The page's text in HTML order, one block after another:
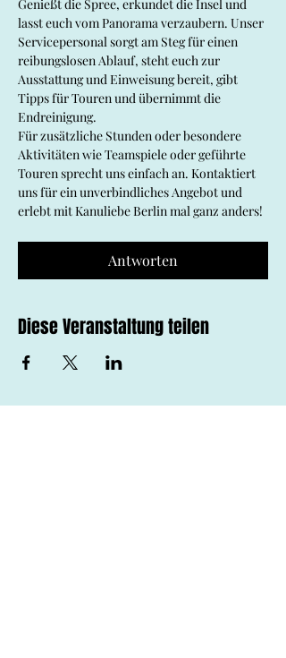
Genießt die Spree, erkundet die Insel und
lasst euch vom Panorama verzaubern. Unser
Servicepersonal sorgt am Steg für einen
reibungslosen Ablauf, steht euch zur
Ausstattung und Einweisung bereit, gibt
Tipps für Touren und übernimmt die
Endreinigung.
Für zusätzliche Stunden oder besondere
Aktivitäten wie Teamspiele oder geführte
Touren sprecht uns einfach an. Kontaktiert
uns für ein unverbindliches Angebot und
erlebt mit Kanuliebe Berlin mal ganz anders!
Antworten
Diese Veranstaltung teilen